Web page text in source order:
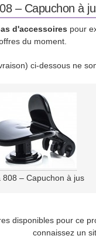
– Capuchon à
d'accessoires pour
du moment.
ci-dessous ne
808 – Capuchon à jus
disponibles pour ce
connaissez un